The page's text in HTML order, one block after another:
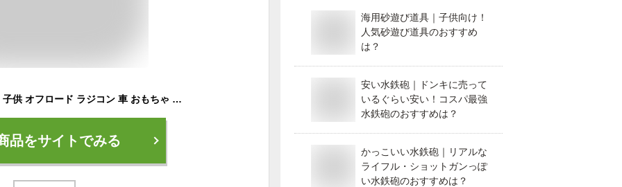
DEERC ラジコンカー 子供 オフロード ラジコン 車 おもちゃ 赤 レッド 1/22リモコンカー 充電式 バッテリー2個付き 操作時間60分 2.4GHz 時速20KM/H 防振 車おもちゃ プレゼント 小学生 入学祝い 誕生日 贈り物 送料無料 9604E
品をサイトでみる
海用砂遊び道具｜子供向け！
人気砂遊び道具のおすすめ
は？
安い水鉄砲｜ドンキに売って
いるぐらい安い！コスパ最強
水鉄砲のおすすめは？
かっこいい水鉄砲｜リアルな
ライフル・ショットガンっぽ
い水鉄砲のおすすめは？